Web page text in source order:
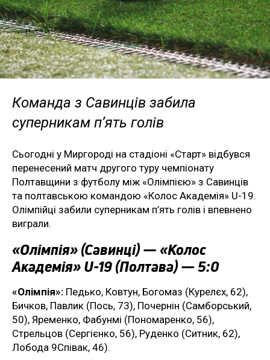
Команда з Савинців забила
суперникам п’ять голів
Сьогодні у Миргороді на стадіоні «Старт» відбувся
перенесений матч другого туру чемпіонату
Полтавщини з футболу між «Олімпією» з Савинців
та полтавською командою «Колос Академія» U-19.
Олімпійці забили суперникам п’ять голів і впевнено
виграли.
«Олімпія» (Савинці) — «Колос
Академія» U-19 (Полтава) — 5:0
«Олімпія»: Педько, Ковтун, Богомаз (Курелєх, 62),
Бичков, Павлик (Пось, 73), Почернін (Самборський,
50), Яременко, Фабунмі (Пономаренко, 56),
Стрельцов (Сергієнко, 56), Руденко (Ситник, 62),
Лобода 9Співак, 46).